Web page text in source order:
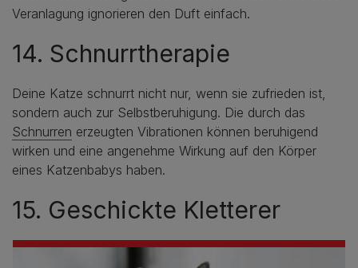
Veranlagung ignorieren den Duft einfach.
14. Schnurrtherapie
Deine Katze schnurrt nicht nur, wenn sie zufrieden ist,
sondern auch zur Selbstberuhigung. Die durch das
Schnurren erzeugten Vibrationen können beruhigend
wirken und eine angenehme Wirkung auf den Körper
eines Katzenbabys haben.
15. Geschickte Kletterer